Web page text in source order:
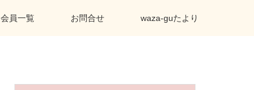
会員一覧 お問合せ waza-guたより